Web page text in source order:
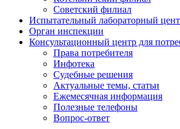
Советский филиал
Испытательный лабораторный
Орган инспекции
Консультационный центр для
Права потребителя
Инфотека
Судебные решения
Актуальные темы, cтатьи
Ежемесячная информация
Полезные телефоны
Вопрос-ответ